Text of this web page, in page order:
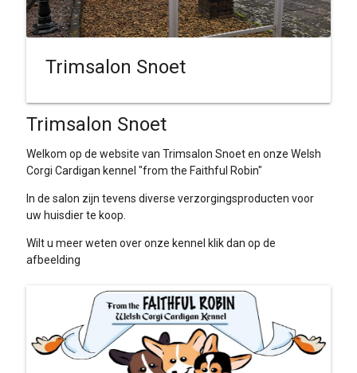
Trimsalon Snoet
Trimsalon Snoet
Welkom op de website van Trimsalon Snoet en onze Welsh
Corgi Cardigan kennel "from the Faithful Robin"
In de salon zijn tevens diverse verzorgingsproducten voor
uw huisdier te koop.
Wilt u meer weten over onze kennel klik dan op de
afbeelding